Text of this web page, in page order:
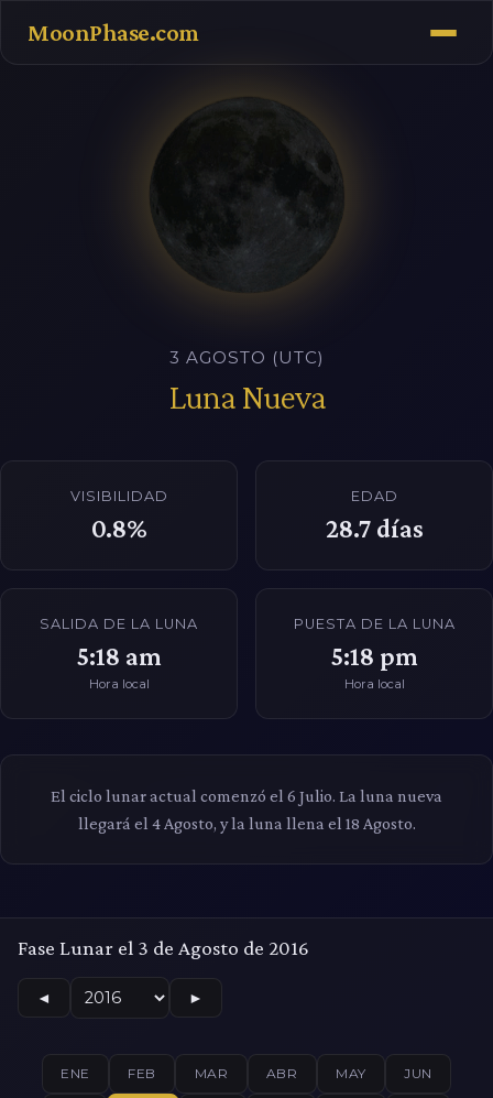
MoonPhase.com
3 AGOSTO (UTC)
Luna Nueva
VISIBILIDAD
0.8%
EDAD
28.7días
SALIDA DE LA LUNA
5:18 am
Hora local
PUESTA DE LA LUNA
5:18 pm
Hora local
El ciclo lunar actual comenzó el 6 Julio. La luna nueva
llegará el 4 Agosto, y la luna llena el 18 Agosto.
Fase Lunar el 3 de Agosto de 2016
◄ ►
ENE FEB MAR ABR MAY JUN